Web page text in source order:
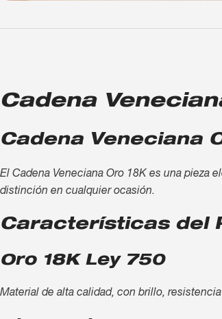
Cadena
Cadena Veneciana
El Cadena Veneciana Oro 18K es una pieza
distinción en cualquier ocasión.
Características del
Oro 18K Ley 750
Material de alta calidad, con brillo,